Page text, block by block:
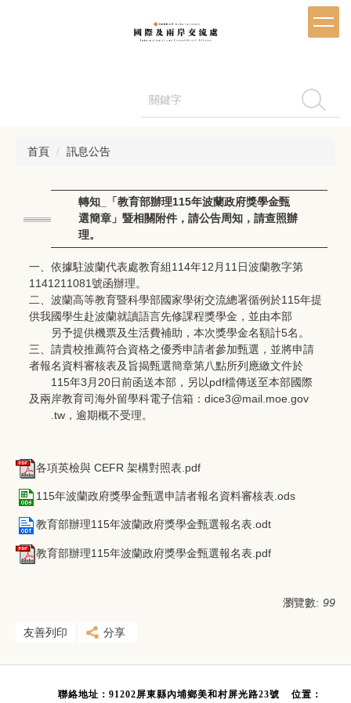
搜尋
首頁 訊息公告
轉知_「教育部辦理115年波蘭政府獎學金甄
選簡章」暨相關附件，請公告周知，請查照辦
理。
一、依據駐波蘭代表處教育組114年12月11日波蘭教字第
1141211081號函辦理。
二、波蘭高等教育暨科學部國家學術交流總署循例於115年提
供我國學生赴波蘭就讀語言先修課程獎學金，並由本部
另予提供機票及生活費補助，本次獎學金名額計5名。
三、請貴校推薦符合資格之優秀申請者參加甄選，並將申請
者報名資料審核表及旨揭甄選簡章第八點所列應繳文件於
115年3月20日前函送本部，另以pdf檔傳送至本部國際
及兩岸教育司海外留學科電子信箱：dice3@mail.moe.gov
.tw，逾期概不受理。
各項英檢與 CEFR 架構對照表.pdf
115年波蘭政府獎學金甄選申請者報名資料審核表.ods
教育部辦理115年波蘭政府獎學金甄選報名表.odt
教育部辦理115年波蘭政府獎學金甄選報名表.pdf
瀏覽數: 99
友善列印 分享
聯絡地址：91202屏東縣內埔鄉美和村屏光路23號 位置：